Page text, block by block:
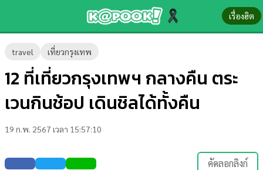
เรื่องฮิต
travel เที่ยวกรุงเทพ
12 ที่เที่ยวกรุงเทพฯ กลางคืน ตระ
เวนกินช้อป เดินชิลได้ทั้งคืน
19 ก.พ. 2567 เวลา 15:57:10
คัดลอกลิงก์
ข่าว-
ความ
รู้
บันเทิง